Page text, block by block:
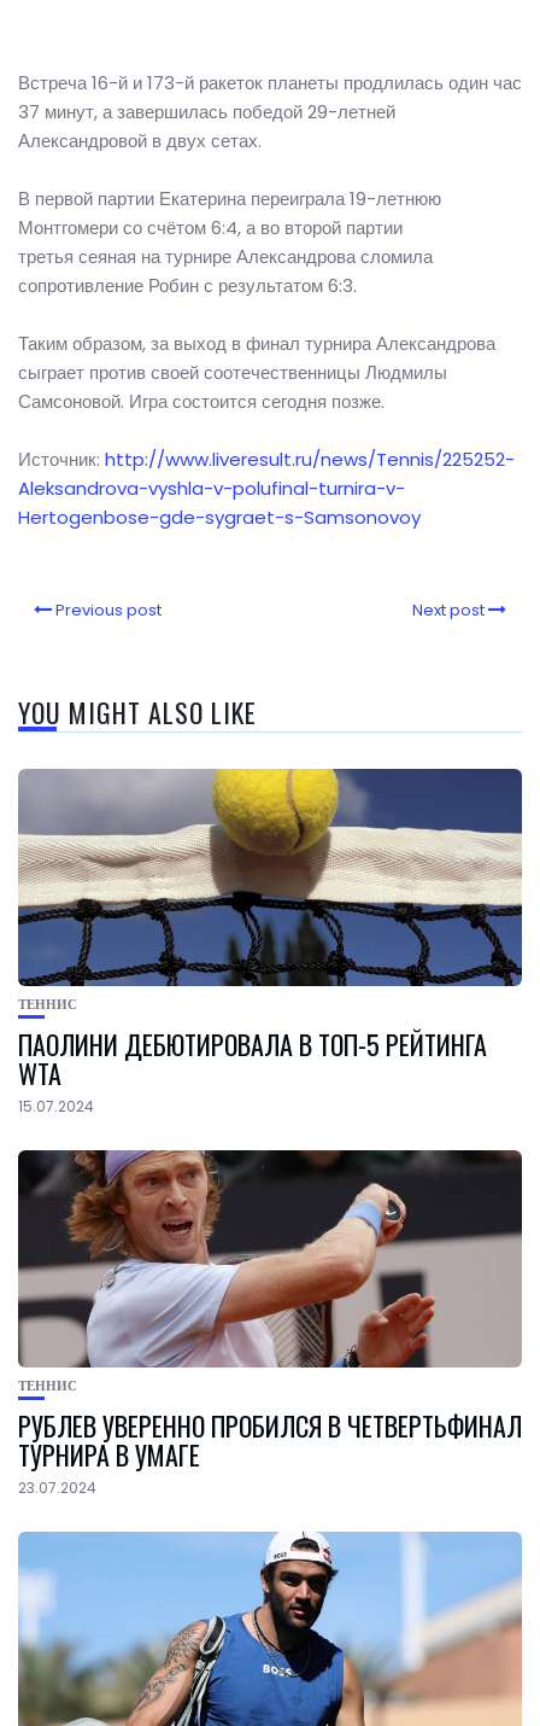
Встреча 16-й и 173-й ракеток планеты продлилась один час
37 минут, а завершилась победой 29-летней
Александровой в двух сетах.
В первой партии Екатерина переиграла 19-летнюю
Монтгомери со счётом 6:4, а во второй партии
третья сеяная на турнире Александрова сломила
сопротивление Робин с результатом 6:3.
Таким образом, за выход в финал турнира Александрова
сыграет против своей соотечественницы Людмилы
Самсоновой. Игра состоится сегодня позже.
Источник: http://www.liveresult.ru/news/Tennis/225252-
Aleksandrova-vyshla-v-polufinal-turnira-v-
Hertogenbose-gde-sygraet-s-Samsonovoy
Previous post Next post
YOU MIGHT ALSO LIKE
ТЕННИС
ПАОЛИНИ ДЕБЮТИРОВАЛА В ТОП-5 РЕЙТИНГА
WTA
15.07.2024
ТЕННИС
РУБЛЕВ УВЕРЕННО ПРОБИЛСЯ В ЧЕТВЕРТЬФИНАЛ
ТУРНИРА В УМАГЕ
23.07.2024